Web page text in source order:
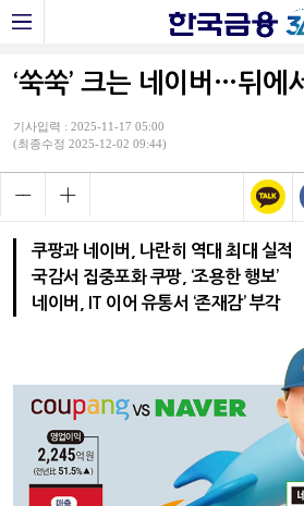
‘쑥쑥’ 크는 네이버…뒤에
기사입력 : 2025-11-17 05:00
(최종수정 2025-12-02 09:44)
쿠팡과 네이버, 나란히 역대 최대 실적
국감서 집중포화 쿠팡, ‘조용한 행보’
네이버, IT 이어 유통서 ‘존재감’ 부각